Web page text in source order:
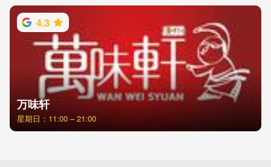
4.3
万味轩
星期日：11:00 – 21:00